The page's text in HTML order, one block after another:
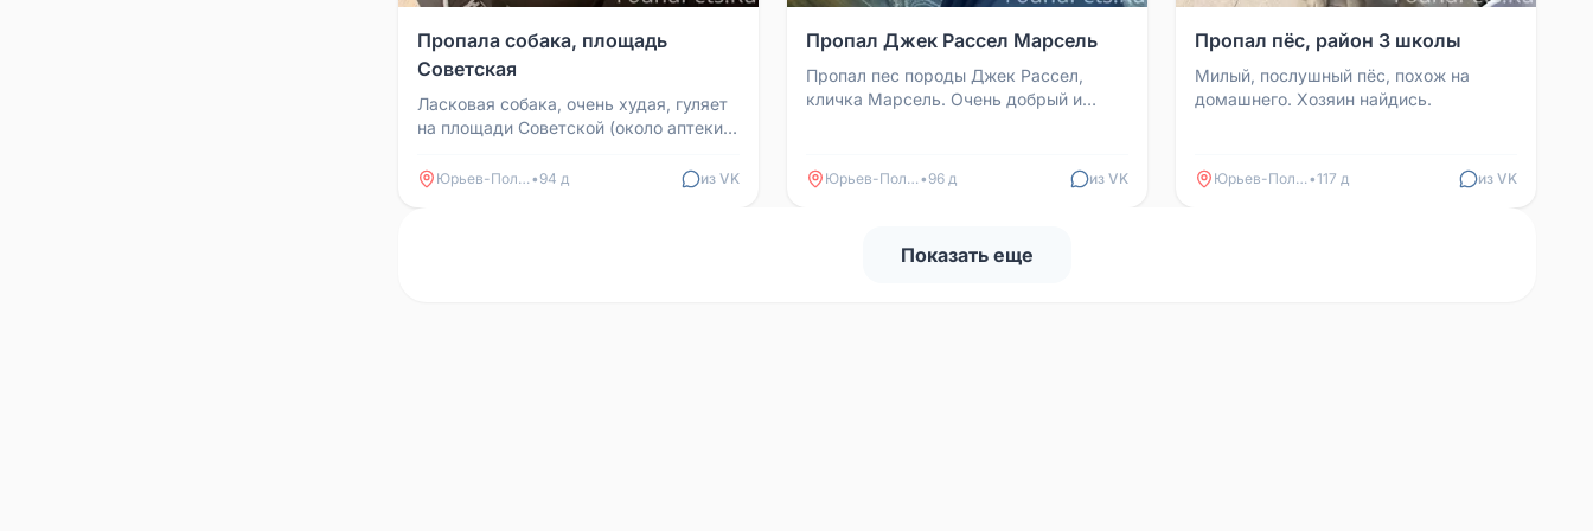
Пропала собака, площадь
Советская
Ласковая собака, очень худая, гуляет
на площади Советской (около аптеки
Финской общаги. ...
Юрьев-Польский• 94 д из VK
Пропал Джек Рассел Марсель
Пропал пес породы Джек Рассел,
кличка Марсель. Очень добрый и
Юрьев-Польский• 96 д из VK
Пропал пёс, район 3 школы
Милый, послушный пёс, похож на
домашнего. Хозяин найдись.
Юрьев-Польский•117 д из VK
Показать еще